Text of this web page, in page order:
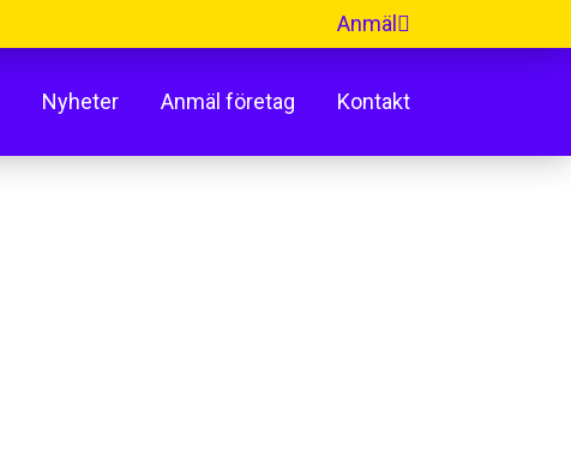
Anmäl
Nyheter Anmäl företag Kontakt